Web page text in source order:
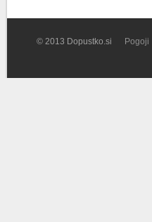
© 2013 Dopustko.si Pogoji